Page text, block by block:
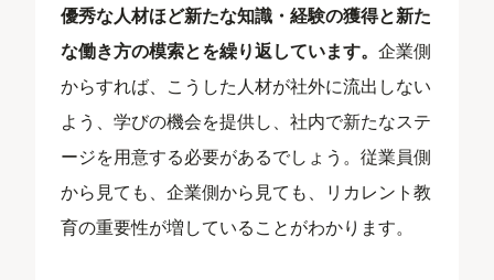
優秀な人材ほど新たな知識・経験の獲得と新た
な働き方の模索とを繰り返しています。企業側
からすれば、こうした人材が社外に流出しない
よう、学びの機会を提供し、社内で新たなステ
ージを用意する必要があるでしょう。従業員側
から見ても、企業側から見ても、リカレント教
育の重要性が増していることがわかります。